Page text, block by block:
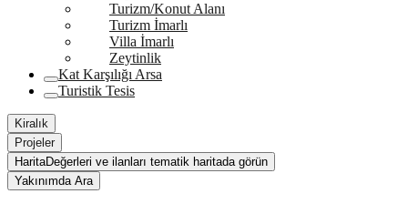
Turizm/Konut Alanı
Turizm İmarlı
Villa İmarlı
Zeytinlik
Kat Karşılığı Arsa
Turistik Tesis
Kiralık
Projeler
HaritaDeğerleri ve ilanları tematik haritada görün
Yakınımda Ara